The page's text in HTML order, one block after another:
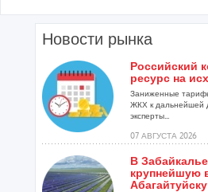
Новости рынка
Российский
ресурс на
Заниженные
ЖКХ к дальнейшей
эксперты...
07 АВГУСТА 2026
В
крупнейшую